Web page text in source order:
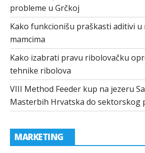
probleme u Grčkoj
Kako funkcionišu praškasti aditivi u
mamcima
Kako izabrati pravu ribolovačku
tehnike ribolova
VIII Method Feeder kup na jezeru
Masterbih Hrvatska do sektorskog
MARKETING